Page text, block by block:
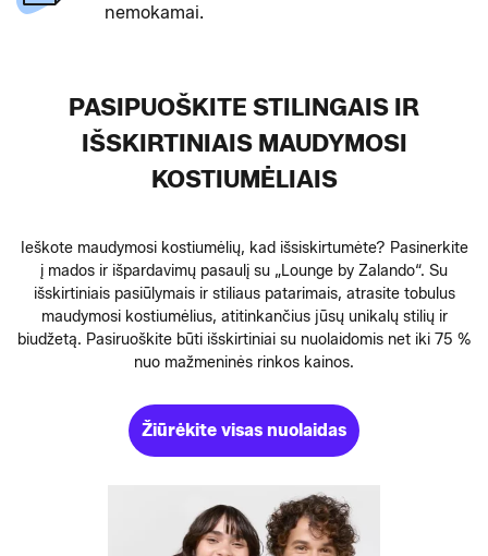
nemokamai.
PASIPUOŠKITE STILINGAIS IR
IŠSKIRTINIAIS MAUDYMOSI
KOSTIUMĖLIAIS
Ieškote maudymosi kostiumėlių, kad išsiskirtumėte? Pasinerkite
į mados ir išpardavimų pasaulį su „Lounge by Zalando“. Su
išskirtiniais pasiūlymais ir stiliaus patarimais, atrasite tobulus
maudymosi kostiumėlius, atitinkančius jūsų unikalų stilių ir
biudžetą. Pasiruoškite būti išskirtiniai su nuolaidomis net iki 75 %
nuo mažmeninės rinkos kainos.
Žiūrėkite visas nuolaidas